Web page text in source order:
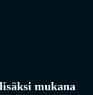
mukana